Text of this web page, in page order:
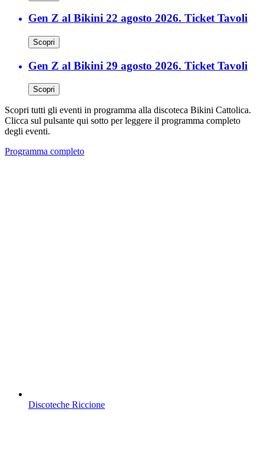
Gen Z al Bikini 22 agosto 2026. Ticket Tavoli
Scopri
Gen Z al Bikini 29 agosto 2026. Ticket Tavoli
Scopri
Scopri tutti gli eventi in programma alla discoteca Bikini Cattolica.
Clicca sul pulsante qui sotto per leggere il programma completo
degli eventi.
Programma completo
Discoteche Riccione